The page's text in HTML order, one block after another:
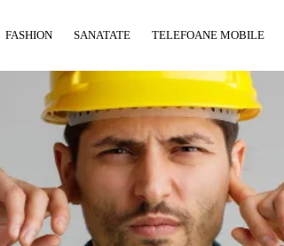
FASHION SANATATE TELEFOANE MOBILE